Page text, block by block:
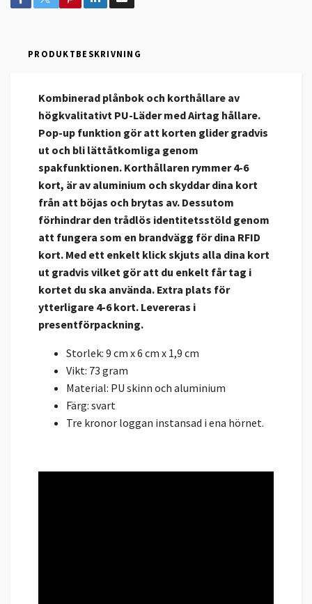
PRODUKTBESKRIVNING
Kombinerad plånbok och korthållare av
högkvalitativt PU-Läder med Airtag hållare.
Pop-up funktion gör att korten glider gradvis
ut och bli lättåtkomliga genom
spakfunktionen. Korthållaren rymmer 4-6
kort, är av aluminium och skyddar dina kort
från att böjas och brytas av. Dessutom
förhindrar den trådlös identitetsstöld genom
att fungera som en brandvägg för dina RFID
kort. Med ett enkelt klick skjuts alla dina kort
ut gradvis vilket gör att du enkelt får tag i
kortet du ska använda. Extra plats för
ytterligare 4-6 kort. Levereras i
presentförpackning.
Storlek: 9 cm x 6 cm x 1,9 cm
Vikt: 73 gram
Material: PU skinn och aluminium
Färg: svart
Tre kronor loggan instansad i ena hörnet.